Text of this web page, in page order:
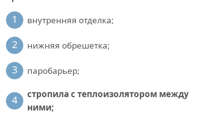
1 внутренняя отделка;
2 нижняя обрешетка;
3 паробарьер;
4
стропила с теплоизолятором между
ними;